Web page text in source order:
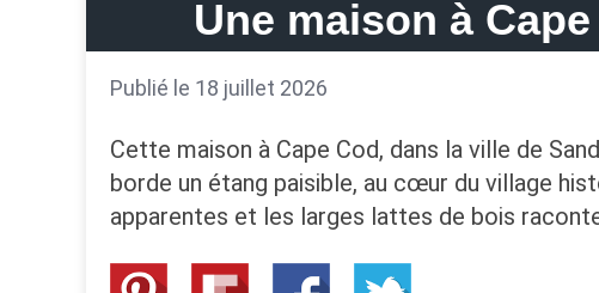
Une maison à
Publié le 18 juillet 2026
Cette maison à Cape Cod, dans la ville de
borde un étang paisible, au cœur du village
apparentes et les larges lattes de bois